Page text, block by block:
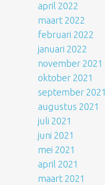
april 2022
maart 2022
februari 2022
januari 2022
november 2021
oktober 2021
september 2021
augustus 2021
juli 2021
juni 2021
mei 2021
april 2021
maart 2021